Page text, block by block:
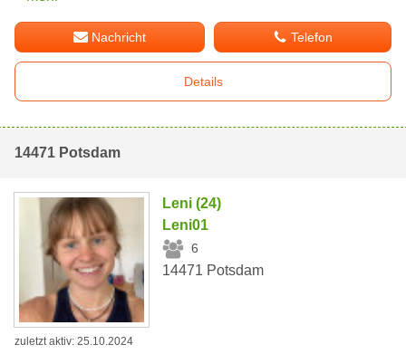
Nachricht Telefon
Details
14471 Potsdam
Leni (24)
Leni01
6
14471 Potsdam
zuletzt aktiv: 25.10.2024